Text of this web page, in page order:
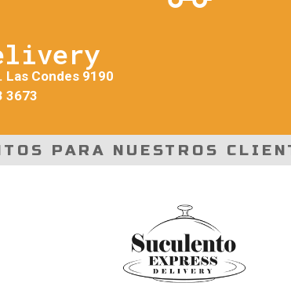
Las Condes 9190
3673
PARA NUESTROS